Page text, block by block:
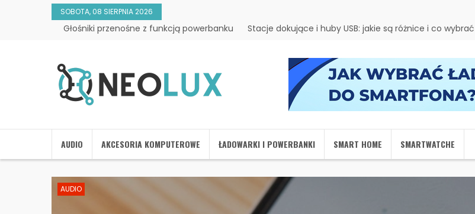
SOBOTA, 08 SIERPNIA 2026
Głośniki przenośne z funkcją powerbanku Stacje dokujące i huby USB: jakie są różnice i co
AUDIO AKCESORIA KOMPUTEROWE ŁADOWARKI I POWERBANKI SMART HOME SMARTWATCHE
AUDIO